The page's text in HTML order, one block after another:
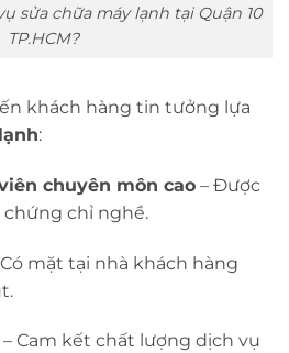
sửa chữa máy lạnh tại Quận 10
TP.HCM?
khách hàng tin tưởng lựa
:
chuyên môn cao– Được
chứng chỉ nghề.
mặt tại nhà khách hàng
– Cam kết chất lượng dịch vụ